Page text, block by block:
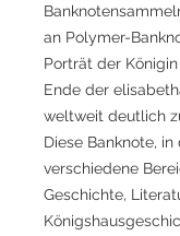
an Polymer-
Porträt der
Ende der
weltweit deutlich
Diese Banknote, in
verschiedene
Geschichte,